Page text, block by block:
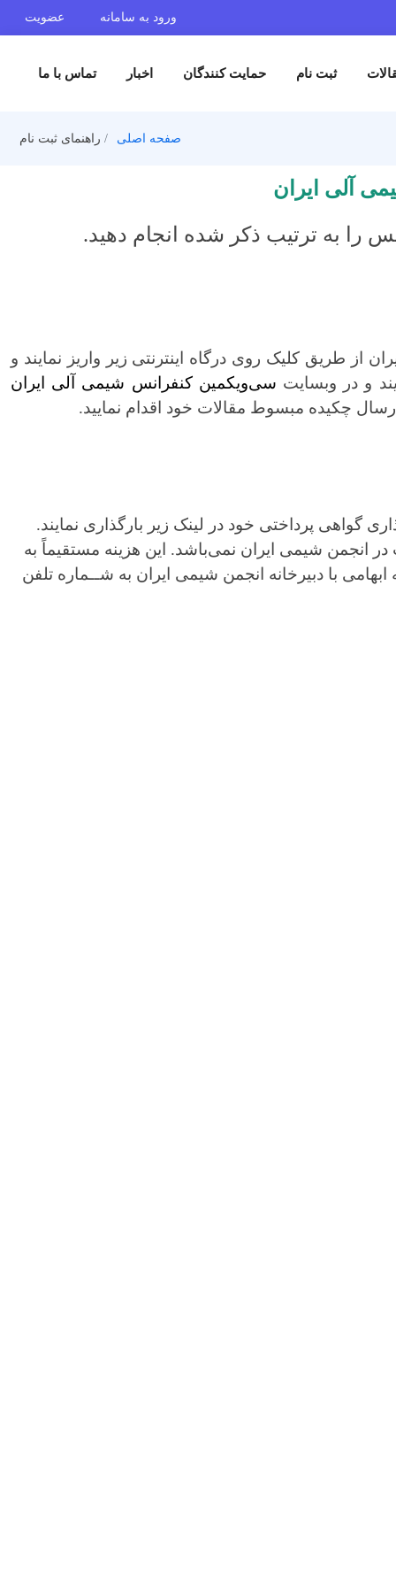
ورود به سامانه عضویت
نام حمایت کنندگان اخبار تماس با ما
راهنمای ثبت نام
ذکر شده انجام دهید.
روی درگاه اینترنتی زیر واریز نمایند و
سی‌ویکمین کنفرانس شیمی آلی ایران
مبسوط مقالات خود اقدام نمایید.
خود در لینک زیر بارگذاری نمایند.
ایران نمی‌باشد. این هزینه مستقیماً به
انجمن شیمی ایران به شــماره تلفن